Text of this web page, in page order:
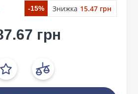
-15% Знижка 15.47 грн
грн